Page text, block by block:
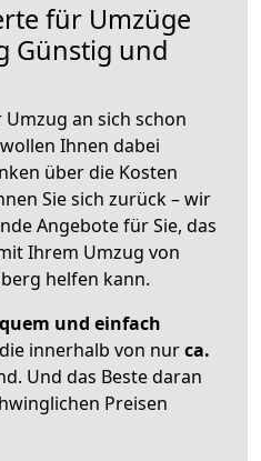
für Umzüge
Günstig und
an sich schon
Ihnen dabei
über die Kosten
Sie sich zurück – wir
Angebote für Sie, das
Ihrem Umzug von
helfen kann.
und einfach
innerhalb von nurca.
Und das Beste daran
Preisen